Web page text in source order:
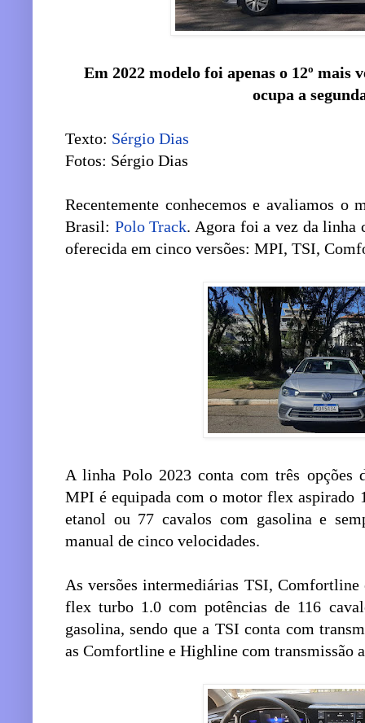
Em 2022 modelo foi apenas o 12º mais
ocupa a
Texto: Sérgio Dias
Fotos: Sérgio Dias
Recentemente conhecemos e avaliamos o
Brasil: Polo Track. Agora foi a vez da linha
oferecida em cinco versões: MPI, TSI,
A linha Polo 2023 conta com três opções
MPI é equipada com o motor flex aspirado
etanol ou 77 cavalos com gasolina e
manual de cinco velocidades.
As versões intermediárias TSI,
flex turbo 1.0 com potências de 116
gasolina, sendo que a TSI conta com
as Comfortline e Highline com transmissão